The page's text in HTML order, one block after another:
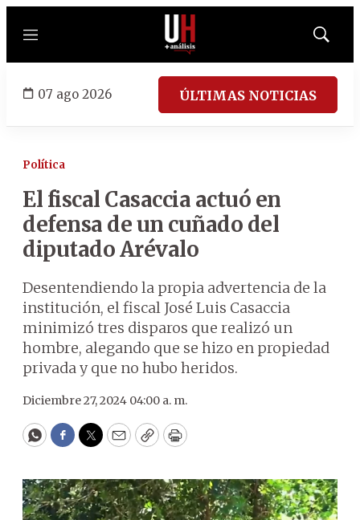
Menú
Mostrar
07 ago 2026 ÚLTIMAS NOTICIAS
Política
El fiscal Casaccia actuó en
defensa de un cuñado del
diputado Arévalo
Desentendiendo la propia advertencia de la
institución, el fiscal José Luis Casaccia
minimizó tres disparos que realizó un
hombre, alegando que se hizo en propiedad
privada y que no hubo heridos.
Diciembre 27, 2024 04:00 a. m.
WhatsApp
Facebook
Twitter
EmailCopyPrint